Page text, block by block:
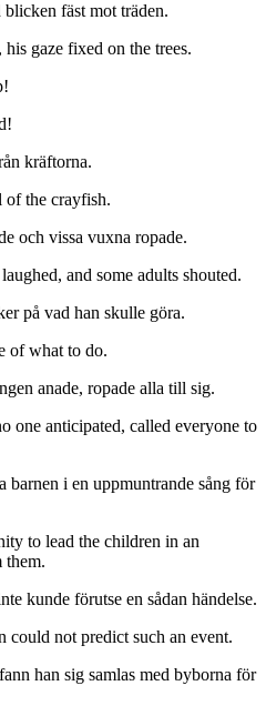
blicken fäst mot träden.
gaze fixed on the trees.
kräftorna.
of the crayfish.
och vissa vuxna ropade.
and some adults shouted.
på vad han skulle göra.
of what to do.
anade, ropade alla till sig.
one anticipated, called everyone to
barnen i en uppmuntrande sång för
to lead the children in an
them.
kunde förutse en sådan händelse.
could not predict such an event.
han sig samlas med byborna för